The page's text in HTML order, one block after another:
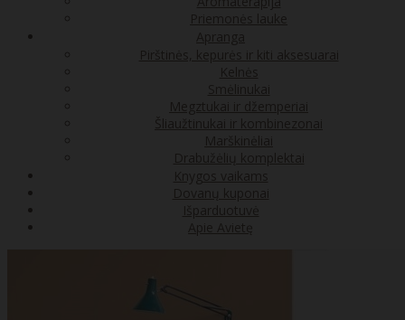
Priemonės lauke
Apranga
Pirštinės, kepurės ir kiti aksesuarai
Kelnės
Smėlinukai
Megztukai ir džemperiai
Šliaužtinukai ir kombinezonai
Marškinėliai
Drabužėlių komplektai
Knygos vaikams
Dovanų kuponai
Išparduotuvė
Apie Avietę